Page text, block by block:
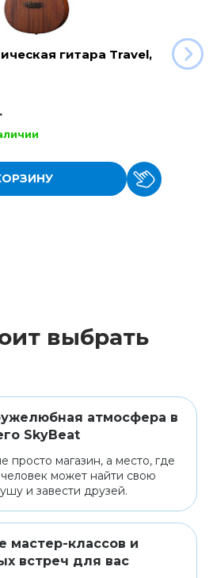
гитара Travel,
выбрать
атмосфера в
SkyBeat
просто магазин, а место, где
может найти свою
и завести друзей.
мастер-классов и
встреч для вас